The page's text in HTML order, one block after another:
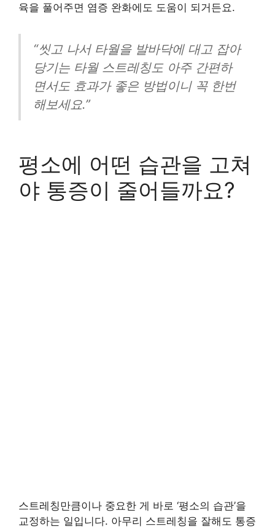
육을 풀어주면 염증 완화에도 도움이 되거든요.
“씻고 나서 타월을 발바닥에 대고 잡아
당기는 타월 스트레칭도 아주 간편하
면서도 효과가 좋은 방법이니 꼭 한번
해보세요.”
평소에 어떤 습관을 고쳐
야 통증이 줄어들까요?
스트레칭만큼이나 중요한 게 바로 ‘평소의 습관’을
교정하는 일입니다. 아무리 스트레칭을 잘해도 통증